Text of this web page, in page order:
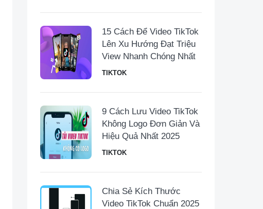
15 Cách Để Video TikTok
Lên Xu Hướng Đạt Triệu
View Nhanh Chóng Nhất
TIKTOK
9 Cách Lưu Video TikTok
Không Logo Đơn Giản Và
Hiệu Quả Nhất 2025
TIKTOK
Chia Sẻ Kích Thước
Video TikTok Chuẩn 2025